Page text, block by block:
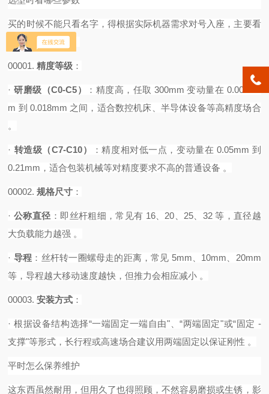
买的时候不能只看名字，得根据实际机器需求对号入座，主要看
下面这几个指标：
00001.精度等级 ‌：
· 研磨级（C0-C5）
‌：精度高，任取 300mm 变动量在 0.0035m
m 到 0.018mm 之间，适合数控机床、半导体设备等高精度场合
。
· 转造级（C7-C10）
‌：精度相对低一点，变动量在 0.05mm 到
0.21mm，适合包装机械等对精度要求不高的普通设备 。‌
00002.规格尺寸 ‌：
· 公称直径 ‌：即丝杆粗细，常见有 16、20、25、32 等，直径越
大负载能力越强 。
· 导程 ‌：丝杆转一圈螺母走的距离，常见 5mm、10mm、20mm
等，导程越大移动速度越快，但推力会相应减小 。‌‌‌
00003.安装方式 ‌：
· 根据设备结构选择“一端固定一端自由"、“两端固定"或“固定 -
支撑"等形式，长行程或高速场合建议用两端固定以保证刚性 。‌‌‌
平时怎么保养维护
这东西虽然耐用，但用久了也得照顾，不然容易磨损或生锈，影